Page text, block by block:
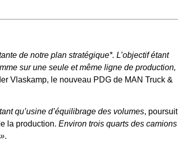
de notre plan stratégique*. L’objectif étant
sur une seule et même ligne de production,
Vlaskamp, le nouveau PDG de MAN Truck &
qu’usine d’équilibrage des volumes, poursuit
la production. Environ trois quarts des camions
.